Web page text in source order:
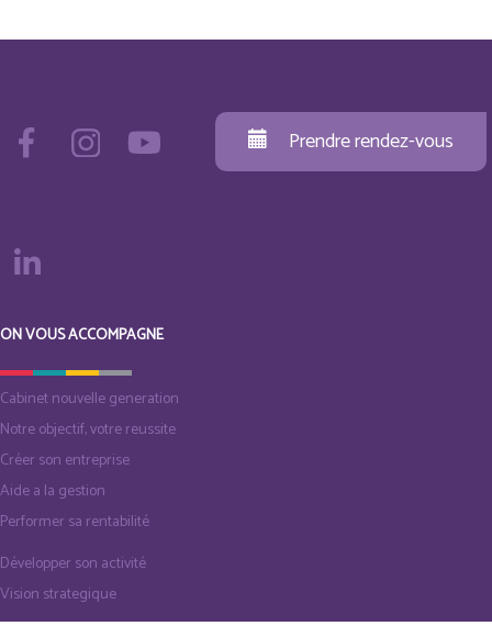
Prendre rendez-vous
ON VOUS ACCOMPAGNE
Cabinet nouvelle generation
Notre objectif, votre reussite
Créer son entreprise
Aide a la gestion
Performer sa rentabilité
Développer son activité
Vision strategique